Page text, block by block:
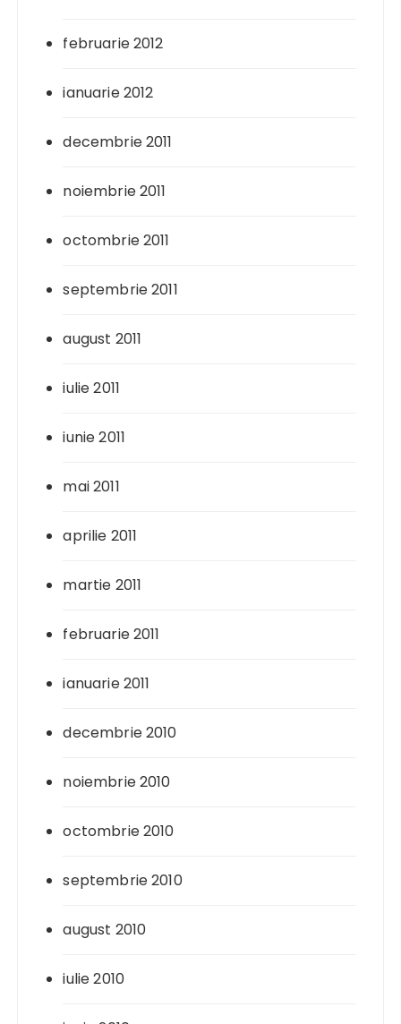
februarie 2012
ianuarie 2012
decembrie 2011
noiembrie 2011
octombrie 2011
septembrie 2011
august 2011
iulie 2011
iunie 2011
mai 2011
aprilie 2011
martie 2011
februarie 2011
ianuarie 2011
decembrie 2010
noiembrie 2010
octombrie 2010
septembrie 2010
august 2010
iulie 2010